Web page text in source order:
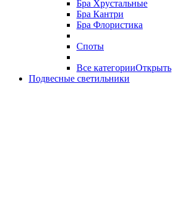
Бра Хрустальные
Бра Кантри
Бра Флористика
Споты
Все категорииОткрыть
Подвесные светильники